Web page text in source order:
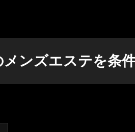
ンズエステを条